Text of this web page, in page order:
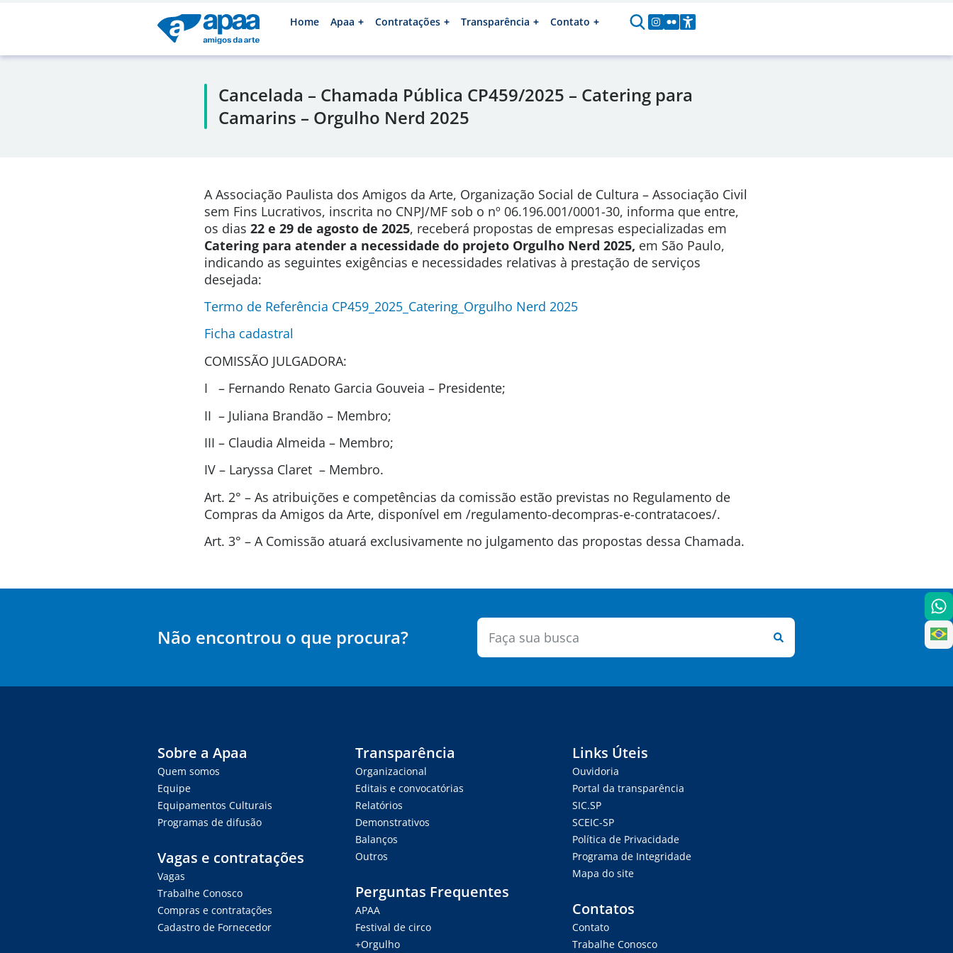
Home Apaa Contratações Transparência Contato
Cancelada – Chamada Pública CP459/2025 – Catering para
Camarins – Orgulho Nerd 2025
A Associação Paulista dos Amigos da Arte, Organização Social de Cultura – Associação Civil
sem Fins Lucrativos, inscrita no CNPJ/MF sob o nº 06.196.001/0001-30, informa que entre,
os dias 22 e 29 de agosto de 2025, receberá propostas de empresas especializadas em
Catering para atender a necessidade do projeto Orgulho Nerd 2025, em São Paulo,
indicando as seguintes exigências e necessidades relativas à prestação de serviços
desejada:
Termo de Referência CP459_2025_Catering_Orgulho Nerd 2025
Ficha cadastral
COMISSÃO JULGADORA:
I – Fernando Renato Garcia Gouveia – Presidente;
II – Juliana Brandão – Membro;
III – Claudia Almeida – Membro;
IV – Laryssa Claret – Membro.
Art. 2° – As atribuições e competências da comissão estão previstas no Regulamento de
Compras da Amigos da Arte, disponível em /regulamento-decompras-e-contratacoes/.
Art. 3° – A Comissão atuará exclusivamente no julgamento das propostas dessa Chamada.
Não encontrou o que procura?
Sobre a Apaa
Quem somos
Equipe
Equipamentos Culturais
Programas de difusão
Vagas e contratações
Vagas
Trabalhe Conosco
Compras e contratações
Cadastro de Fornecedor
Transparência
Organizacional
Editais e convocatórias
Relatórios
Demonstrativos
Balanços
Outros
Perguntas Frequentes
APAA
Festival de circo
+Orgulho
Links Úteis
Ouvidoria
Portal da transparência
SIC.SP
SCEIC-SP
Política de Privacidade
Programa de Integridade
Mapa do site
Contatos
Contato
Trabalhe Conosco